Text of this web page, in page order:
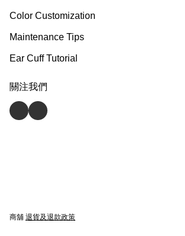
Color Customization
Maintenance Tips
Ear Cuff Tutorial
關注我們
商舖 退貨及退款政策